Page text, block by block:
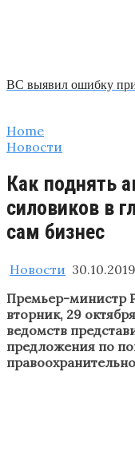
ВС выявил ошибку
Home
Новости
Как поднять
силовиков в
сам бизнес
Новости 30.10.2019
Премьер-министр
вторник, 29
ведомств
предложения по